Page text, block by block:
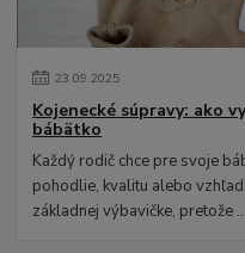
23.09.2025
Kojenecké súpravy: ako
bábätko
Každý rodič chce pre svoje
pohodlie, kvalitu alebo
základnej výbavičke, pretože